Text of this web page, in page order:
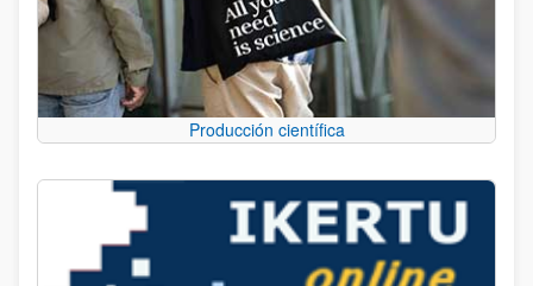
Producción científica